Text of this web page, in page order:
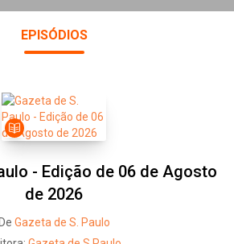
EPISÓDIOS
- Edição de 06 de Agosto
de 2026
De Gazeta de S. Paulo